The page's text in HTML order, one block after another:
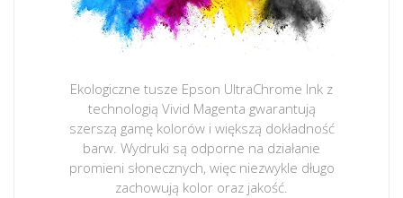
Ekologiczne tusze Epson UltraChrome Ink z
technologią Vivid Magenta gwarantują
szerszą gamę kolorów i większą dokładność
barw. Wydruki są odporne na działanie
promieni słonecznych, więc niezwykle długo
zachowują kolor oraz jakość.